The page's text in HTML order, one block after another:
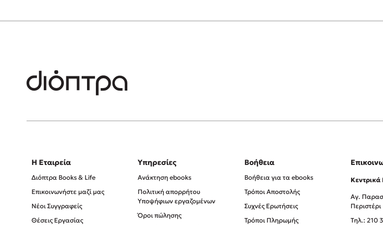
Η Εταιρεία
Διόπτρα Books & Life
Επικοινωνήστε μαζί μας
Νέοι Συγγραφείς
Θέσεις Εργασίας
Υπηρεσίες
Ανάκτηση ebooks
Πολιτική απορρήτου
Υποψήφιων εργαζομένων
Όροι πώλησης
Βοήθεια
Βοήθεια για τα ebooks
Τρόποι Αποστολής
Συχνές Ερωτήσεις
Τρόποι Πληρωμής
Κεντρικά
Αγ.
Περιστέρι
Tηλ.: 210